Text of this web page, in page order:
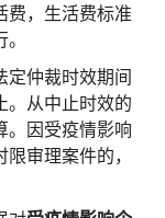
费，生活费标准
定仲裁时效期间
。从中止时效的
。因受疫情影响
审理案件的，